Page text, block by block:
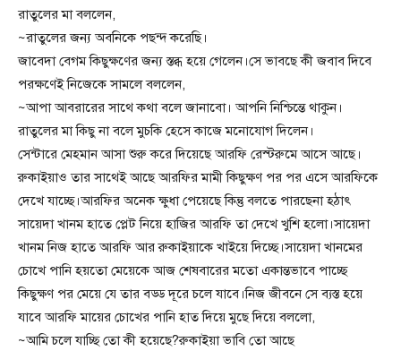
রাতুলের মা বললেন,
~রাতুলের জন্য অবনিকে পছন্দ করেছি।
জাবেদা বেগম কিছুক্ষণের জন্য স্তব্ধ হয়ে গেলেন।সে ভাবছে কী জবাব দিবে
পরক্ষণেই নিজেকে সামলে বললেন,
~আপা আবরারের সাথে কথা বলে জানাবো। আপনি নিশ্চিন্তে থাকুন।
রাতুলের মা কিছু না বলে মুচকি হেসে কাজে মনোযোগ দিলেন।
সেন্টারে মেহমান আসা শুরু করে দিয়েছে আরফি রেস্টরুমে আসে আছে।
রুকাইয়াও তার সাথেই আছে আরফির মামী কিছুক্ষণ পর পর এসে আরফিকে
দেখে যাচ্ছে।আরফির অনেক ক্ষুধা পেয়েছে কিন্তু বলতে পারছেনা হঠাৎ
সায়েদা খানম হাতে প্লেট নিয়ে হাজির আরফি তা দেখে খুশি হলো।সায়েদা
খানম নিজ হাতে আরফি আর রুকাইয়াকে খাইয়ে দিচ্ছে।সায়েদা খানমের
চোখে পানি হয়তো মেয়েকে আজ শেষবারের মতো একান্তভাবে পাচ্ছে
কিছুক্ষণ পর মেয়ে যে তার বড্ড দূরে চলে যাবে।নিজ জীবনে সে ব্যস্ত হয়ে
যাবে আরফি মায়ের চোখের পানি হাত দিয়ে মুছে দিয়ে বললো,
~আমি চলে যাচ্ছি তো কী হয়েছে?রুকাইয়া ভাবি তো আছে